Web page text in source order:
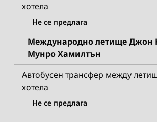
хотела
Не се предлага
Международно летище Джон
Мунро Хамилтън
Автобусен трансфер между
хотела
Не се предлага